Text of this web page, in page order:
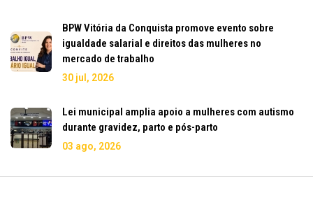
BPW Vitória da Conquista promove evento sobre
igualdade salarial e direitos das mulheres no
mercado de trabalho
30 jul, 2026
Lei municipal amplia apoio a mulheres com autismo
durante gravidez, parto e pós-parto
03 ago, 2026